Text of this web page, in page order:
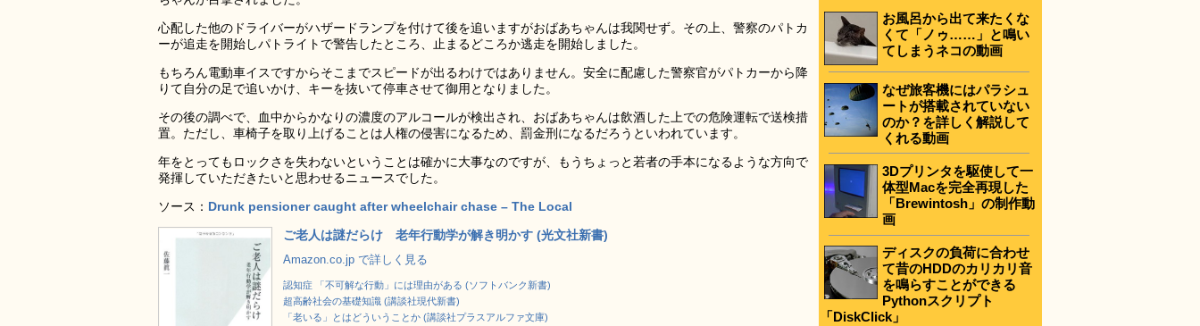
心配した他のドライバーがハザードランプを付けて後を追いますがおばあちゃんは我関せず。その上、警察のパトカ
ーが追走を開始しパトライトで警告したところ、止まるどころか逃走を開始しました。
もちろん電動車イスですからそこまでスピードが出るわけではありません。安全に配慮した警察官がパトカーから降
りて自分の足で追いかけ、キーを抜いて停車させて御用となりました。
その後の調べで、血中からかなりの濃度のアルコールが検出され、おばあちゃんは飲酒した上での危険運転で送検措
置。ただし、車椅子を取り上げることは人権の侵害になるため、罰金刑になるだろうといわれています。
年をとってもロックさを失わないということは確かに大事なのですが、もうちょっと若者の手本になるような方向で
発揮していただきたいと思わせるニュースでした。
ソース： Drunk pensioner caught after wheelchair chase – The Local
ご老人は謎だらけ 老年行動学が解き明かす (光文社新書)
Amazon.co.jp で詳しく見る
認知症 「不可解な行動」には理由がある (ソフトバンク新書)
超高齢社会の基礎知識 (講談社現代新書)
「老いる」とはどういうことか (講談社プラスアルファ文庫)
お風呂から出て来たくな
くて「ノゥ……」と鳴い
てしまうネコの動画
なぜ旅客機にはパラシュ
ートが搭載されていない
のか？を詳しく解説して
くれる動画
3Dプリンタを駆使して一
体型Macを完全再現した
「Brewintosh」の制作動
画
ディスクの負荷に合わせ
て昔のHDDのカリカリ音
を鳴らすことができる
Pythonスクリプト
「DiskClick」